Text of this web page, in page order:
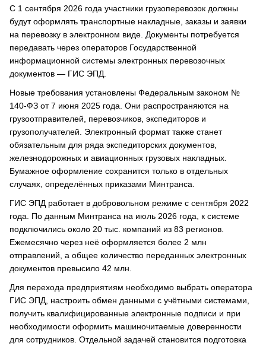
С 1 сентября 2026 года участники грузоперевозок должны
будут оформлять транспортные накладные, заказы и заявки
на перевозку в электронном виде. Документы потребуется
передавать через операторов Государственной
информационной системы электронных перевозочных
документов — ГИС ЭПД.
Новые требования установлены Федеральным законом №
140-ФЗ от 7 июня 2025 года. Они распространяются на
грузоотправителей, перевозчиков, экспедиторов и
грузополучателей. Электронный формат также станет
обязательным для ряда экспедиторских документов,
железнодорожных и авиационных грузовых накладных.
Бумажное оформление сохранится только в отдельных
случаях, определённых приказами Минтранса.
ГИС ЭПД работает в добровольном режиме с сентября 2022
года. По данным Минтранса на июль 2026 года, к системе
подключились около 20 тыс. компаний из 83 регионов.
Ежемесячно через неё оформляется более 2 млн
отправлений, а общее количество переданных электронных
документов превысило 42 млн.
Для перехода предприятиям необходимо выбрать оператора
ГИС ЭПД, настроить обмен данными с учётными системами,
получить квалифицированные электронные подписи и при
необходимости оформить машиночитаемые доверенности
для сотрудников. Отдельной задачей становится подготовка